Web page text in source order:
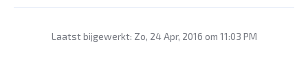
Laatst bijgewerkt: Zo, 24 Apr, 2016 om 11:03 PM